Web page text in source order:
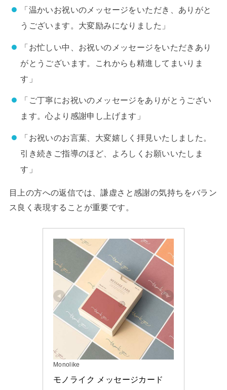
「温かいお祝いのメッセージをいただき、ありがと
うございます。大変励みになりました」
「お忙しい中、お祝いのメッセージをいただきあり
がとうございます。これからも精進してまいりま
す」
「ご丁寧にお祝いのメッセージをありがとうござい
ます。心より感謝申し上げます」
「お祝いのお言葉、大変嬉しく拝見いたしました。
引き続きご指導のほど、よろしくお願いいたしま
す」
目上の方への返信では、謙虚さと感謝の気持ちをバラン
ス良く表現することが重要です。
Monolike
モノライク メッセージカード